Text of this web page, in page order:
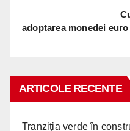
adoptarea monedei euro
ARTICOLE RECENTE
Tranziția verde în